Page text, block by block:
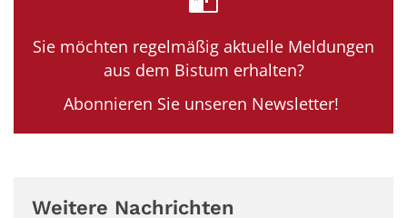
Sie möchten regelmäßig aktuelle Meldungen
aus dem Bistum erhalten?
Abonnieren Sie unseren Newsletter!
Weitere Nachrichten